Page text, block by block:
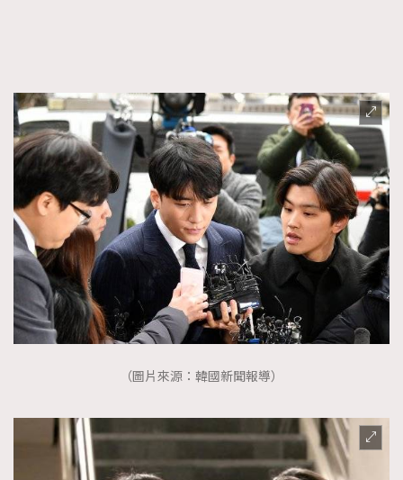
（圖片來源：韓國新聞報導）